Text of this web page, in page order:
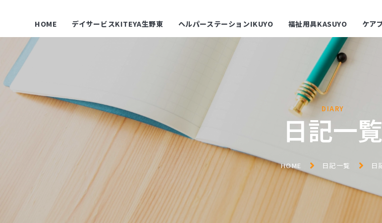
HOME デイサービスKITEYA生野東 ヘルパーステーションIKUYO 福祉用具KASUYO ケア
DIARY
日記一覧
HOME 日記一覧 日